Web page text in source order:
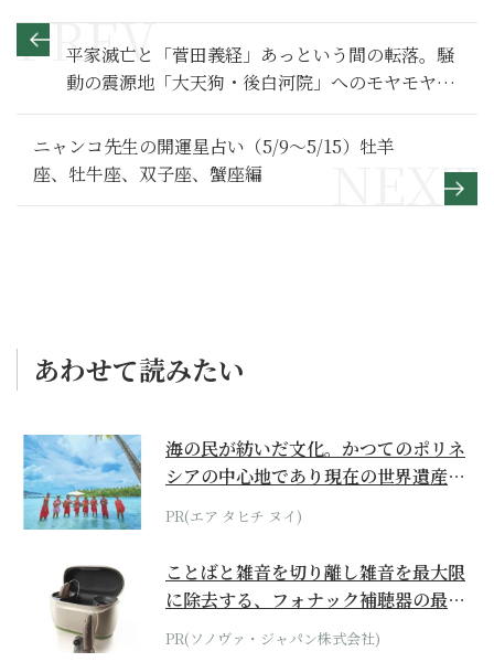
平家滅亡と「菅田義経」あっという間の転落。騒
動の震源地「大天狗・後白河院」へのモヤモヤが
止まらない【鎌倉殿の13人 満喫リポート】18
ニャンコ先生の開運星占い（5/9～5/15）牡羊
座、牡牛座、双子座、蟹座編
あわせて読みたい
海の民が紡いだ文化。かつてのポリネ
シアの中心地であり現在の世界遺産か
らみえてくる...
PR(エア タヒチ ヌイ)
ことばと雑音を切り離し雑音を最大限
に除去する、フォナック補聴器の最上
位モデル
PR(ソノヴァ・ジャパン株式会社)